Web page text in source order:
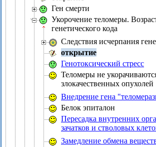
Ген смерти
Укорочение теломеры.
генетического кода
Следствия исчерпания
открытие
Генотоксический стресс
Теломеры не
злокачественных опухолей
Внедрение гена
Белок эпиталон
Пересадка внутренних
зачатков и стволовых
Замедление обмена